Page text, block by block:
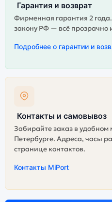
Гарантия и возврат
Фирменная гарантия 2
закону РФ — всё прозрачно
Подробнее о гарантии и
Контакты и самовывоз
Забирайте заказ в удобном
Петербурге. Адреса, часы
странице контактов.
Контакты MiPort